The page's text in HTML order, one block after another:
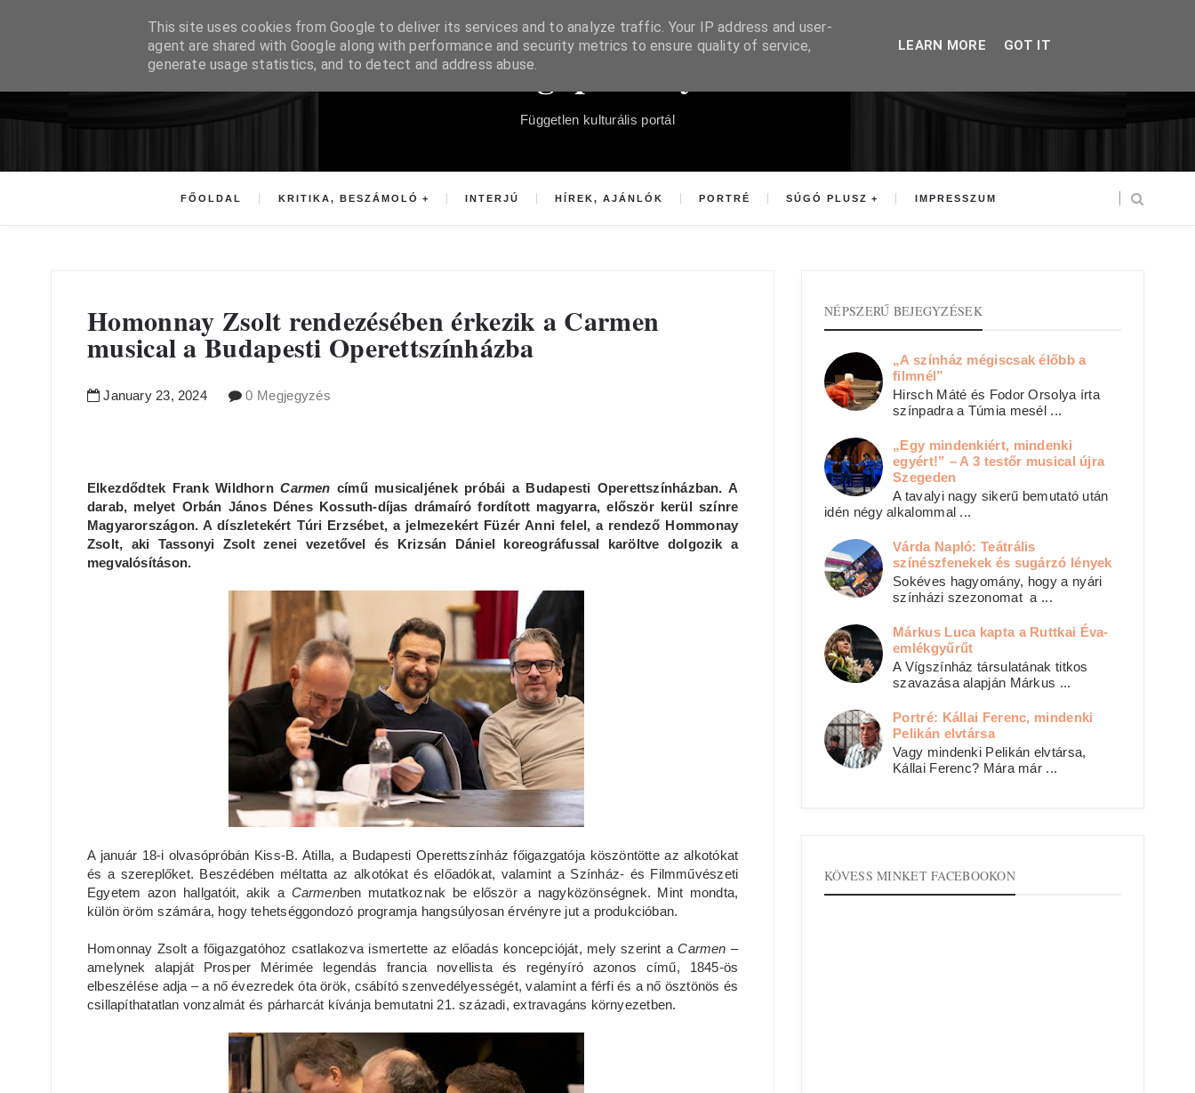
Súgópéldány
Független kulturális portál
FŐOLDAL KRITIKA, BESZÁMOLÓ INTERJÚ HÍREK, AJÁNLÓK PORTRÉ SÚGÓ PLUSZ IMPRESSZUM
Homonnay Zsolt rendezésében érkezik a Carmen
musical a Budapesti Operettszínházba
January 23, 2024 0 Megjegyzés
Elkezdődtek Frank WildhornCarmen című musicaljének próbái a Budapesti Operettszínházban. A
darab, melyet Orbán János Dénes Kossuth-díjas drámaíró fordított magyarra, először kerül színre
Magyarországon. A díszletekért Túri Erzsébet, a jelmezekért Füzér Anni felel, a rendező Hommonay
Zsolt, aki Tassonyi Zsolt zenei vezetővel és Krizsán Dániel koreográfussal karöltve dolgozik a
megvalósításon.
A január 18-i olvasópróbán Kiss-B. Atilla, a Budapesti Operettszínház főigazgatója köszöntötte az alkotókat
és a szereplőket. Beszédében méltatta az alkotókat és előadókat, valamint a Színház- és Filmművészeti
Egyetem azon hallgatóit, akik a Carmenben mutatkoznak be először a nagyközönségnek. Mint mondta,
külön öröm számára, hogy tehetséggondozó programja hangsúlyosan érvényre jut a produkcióban.
Homonnay Zsolt a főigazgatóhoz csatlakozva ismertette az előadás koncepcióját, mely szerint aCarmen –
amelynek alapját Prosper Mérimée legendás francia novellista és regényíró azonos című, 1845-ös
elbeszélése adja – a nő évezredek óta örök, csábító szenvedélyességét, valamint a férfi és a nő ösztönös és
csillapíthatatlan vonzalmát és párharcát kívánja bemutatni 21. századi, extravagáns környezetben.
NÉPSZERŰ BEJEGYZÉSEK
„A színház mégiscsak élőbb a
filmnél”
Hirsch Máté és Fodor Orsolya írta
színpadra a Túmia mesél ...
„Egy mindenkiért, mindenki
egyért!” – A 3 testőr musical újra
Szegeden
A tavalyi nagy sikerű bemutató után
idén négy alkalommal ...
Várda Napló: Teátrális
színészfenekek és sugárzó lények
Sokéves hagyomány, hogy a nyári
színházi szezonomat a ...
Márkus Luca kapta a Ruttkai Éva-
emlékgyűrűt
A Vígszínház társulatának titkos
szavazása alapján Márkus ...
Portré: Kállai Ferenc, mindenki
Pelikán elvtársa
Vagy mindenki Pelikán elvtársa,
Kállai Ferenc? Mára már ...
KÖVESS MINKET FACEBOOKON
This site uses cookies from Google to deliver its services and to analyze traffic. Your IP address and user-
agent are shared with Google along with performance and security metrics to ensure quality of service,
generate usage statistics, and to detect and address abuse.
LEARN MORE GOT IT